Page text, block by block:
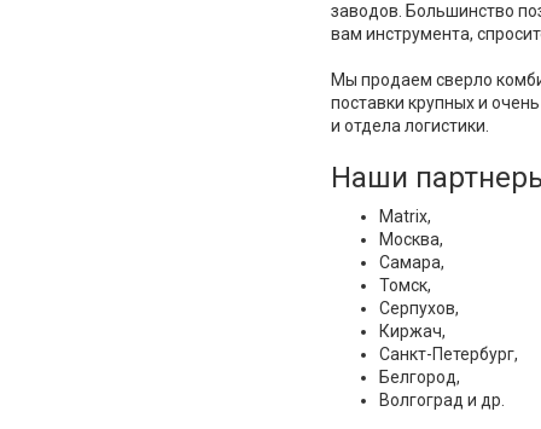
заводов. Большинство
вам инструмента,
Мы продаем сверло
поставки крупных и
и отдела логистики.
Наши
Matrix,
Москва,
Самара,
Томск,
Серпухов,
Киржач,
Санкт-Петербург,
Белгород,
Волгоград и др.